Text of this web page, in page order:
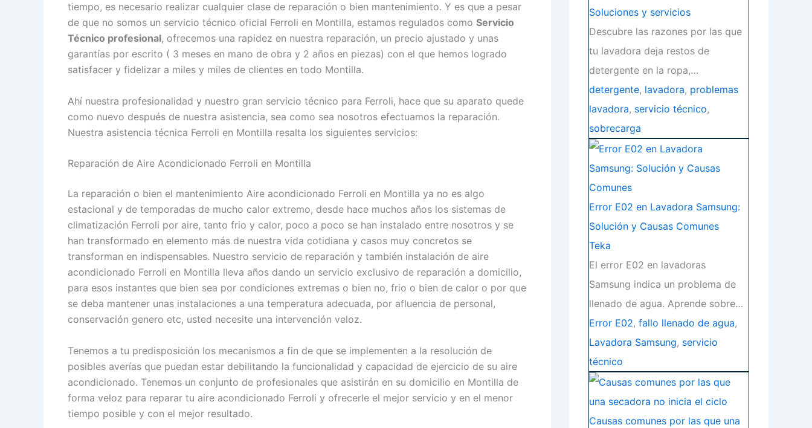
tiempo, es necesario realizar cualquier clase de reparación o bien mantenimiento. Y es que a pesar
de que no somos un servicio técnico oficial Ferroli en Montilla, estamos regulados como Servicio
Técnico profesional, ofrecemos una rapidez en nuestra reparación, un precio ajustado y unas
garantías por escrito ( 3 meses en mano de obra y 2 años en piezas) con el que hemos logrado
satisfacer y fidelizar a miles y miles de clientes en todo Montilla.
Ahí nuestra profesionalidad y nuestro gran servicio técnico para Ferroli, hace que su aparato quede
como nuevo después de nuestra asistencia, sea como sea nosotros efectuamos la reparación.
Nuestra asistencia técnica Ferroli en Montilla resalta los siguientes servicios:
Reparación de Aire Acondicionado Ferroli en Montilla
La reparación o bien el mantenimiento Aire acondicionado Ferroli en Montilla ya no es algo
estacional y de temporadas de mucho calor extremo, desde hace muchos años los sistemas de
climatización Ferroli por aire, tanto frio y calor, poco a poco se han instalado entre nosotros y se
han transformado en elemento más de nuestra vida cotidiana y casos muy concretos se
transforman en indispensables. Nuestro servicio de reparación y también instalación de aire
acondicionado Ferroli en Montilla lleva años dando un servicio exclusivo de reparación a domicilio,
para esos instantes que bien sea por condiciones extremas o bien no, frio o bien de calor o por que
se deba mantener unas instalaciones a una temperatura adecuada, por afluencia de personal,
conservación genero etc, usted necesite una intervención veloz.
Tenemos a tu predisposición los mecanismos a fin de que se implementen a la resolución de
posibles averías que puedan estar debilitando la funcionalidad y capacidad de ejercicio de su aire
acondicionado. Tenemos un conjunto de profesionales que asistirán en su domicilio en Montilla de
forma veloz para reparar tu aire acondicionado Ferroli y ofrecerle el mejor servicio y en el menor
tiempo posible y con el mejor resultado.
Soluciones y servicios
Descubre las razones por las que
tu lavadora deja restos de
detergente en la ropa,…
detergente, lavadora, problemas
lavadora, servicio técnico,
sobrecarga
Error E02 en Lavadora Samsung:
Solución y Causas Comunes
Teka
El error E02 en lavadoras
Samsung indica un problema de
llenado de agua. Aprende sobre…
Error E02, fallo llenado de agua,
Lavadora Samsung, servicio
técnico
Causas comunes por las que una